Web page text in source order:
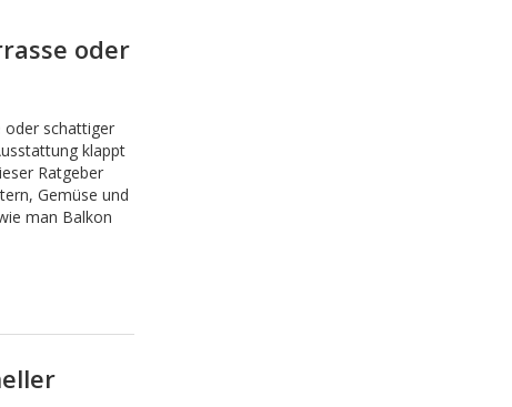
oder
oder schattiger
klappt
Ratgeber
Gemüse und
man Balkon